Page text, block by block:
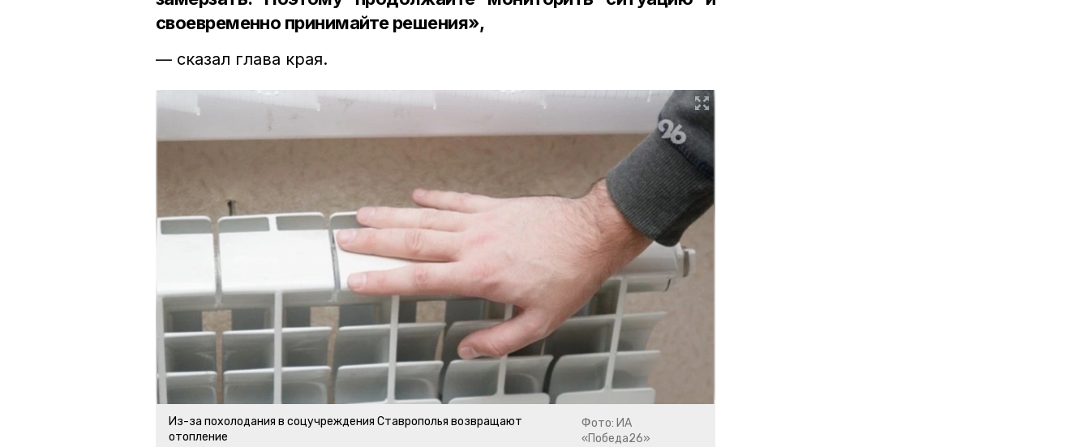
своевременно принимайте решения»,
— сказал глава края.
Из-за похолодания в соцучреждения Ставрополья возвращают
отопление
Фото: ИА
«Победа26»